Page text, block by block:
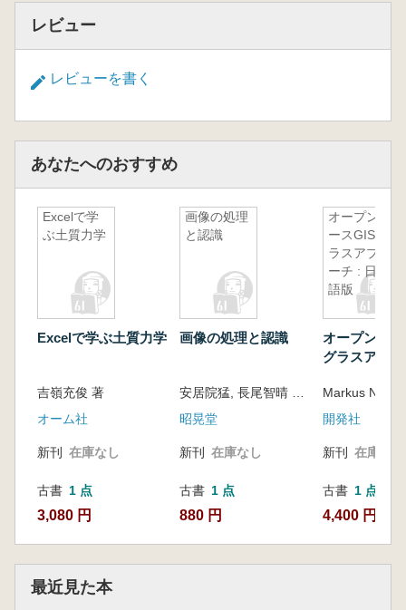
レビュー
レビューを書く
あなたへのおすすめ
Excelで学
ぶ土質力学
Excelで学ぶ土質力学
吉嶺充俊 著
オーム社
新刊 在庫なし
古書 1 点
3,080 円
画像の処理
と認識
画像の処理と認識
昭晃堂
新刊 在庫なし
古書 1 点
880 円
オープンソ
ースGISグ
ラスアプロ
ーチ : 日本
語版
オープンソ
グラスアプ
開発社
新刊 在庫なし
古書 1 点
4,400 円
最近見た本